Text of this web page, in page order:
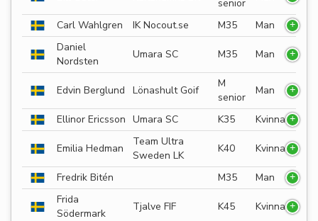
senior
Carl Wahlgren IK Nocout.se M35
Man
Daniel
Nordsten
Umara SC M35 Man
Edvin Berglund Lönashult Goif
M
senior
Man
Ellinor Ericsson Umara SC K35 Kvinna
Emilia Hedman
Team Ultra
Sweden LK
K40 Kvinna
Fredrik Bitén M35
Man
Frida
Södermark
Tjalve FIF K45 Kvinna